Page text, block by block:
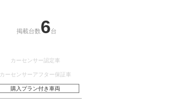
掲載台数6台
カーセンサー認定車
カーセンサーアフター保証車
購入プラン付き車両